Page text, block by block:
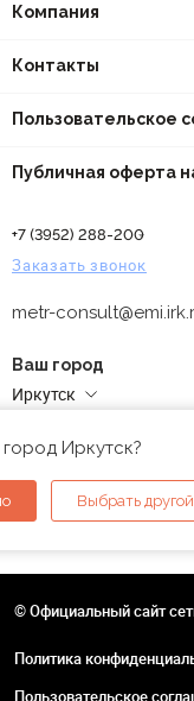
Компания
Контакты
Пользовательское
Публичная оферта
+7 (3952) 288-200
Заказать звонок
metr-
Ваш город
Иркутск
Иркутск?
Выбрать другой
© Официальный сайт
Политика